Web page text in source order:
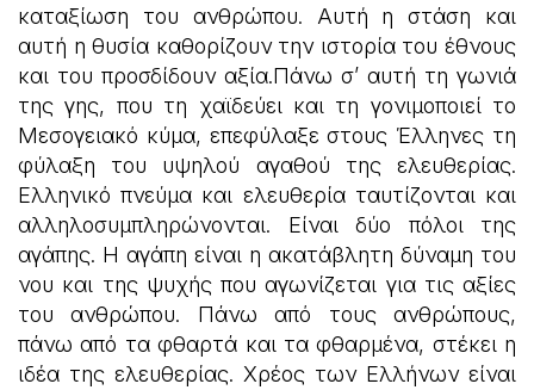
καταξίωση του ανθρώπου. Αυτή η στάση και
αυτή η θυσία καθορίζουν την ιστορία του έθνους
και του προσδίδουν αξία.Πάνω σ’ αυτή τη γωνιά
της γης, που τη χαϊδεύει και τη γονιμοποιεί το
Μεσογειακό κύμα, επεφύλαξε στους Έλληνες τη
φύλαξη του υψηλού αγαθού της ελευθερίας.
Ελληνικό πνεύμα και ελευθερία ταυτίζονται και
αλληλοσυμπληρώνονται. Είναι δύο πόλοι της
αγάπης. Η αγάπη είναι η ακατάβλητη δύναμη του
νου και της ψυχής που αγωνίζεται για τις αξίες
του ανθρώπου. Πάνω από τους ανθρώπους,
πάνω από τα φθαρτά και τα φθαρμένα, στέκει η
ιδέα της ελευθερίας. Χρέος των Ελλήνων είναι